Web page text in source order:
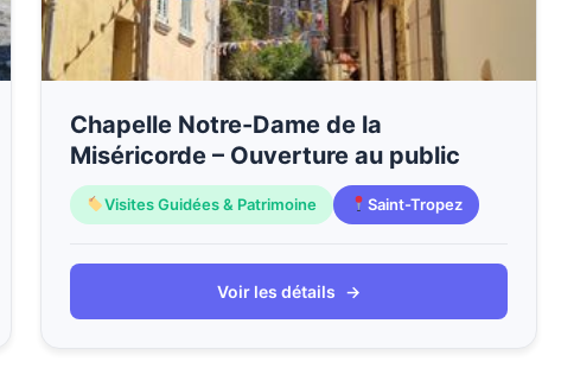
Chapelle Notre-Dame de la
Miséricorde – Ouverture au public
Visites Guidées & Patrimoine Saint-Tropez
Voir les détails →